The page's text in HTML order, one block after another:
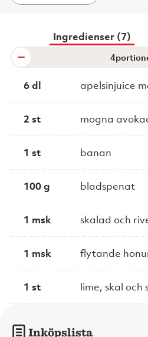
Ingredienser (7)
6 dl apelsinjuice
2 st mogna
1 st banan
100 g bladspenat
1 msk skalad och
1 msk flytande
1 st lime, skal och
Inköpslista